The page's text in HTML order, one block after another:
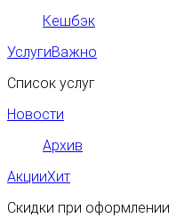
Кешбэк
УслугиВажно
Список услуг
Новости
Архив
АкцииХит
Скидки при оформлении